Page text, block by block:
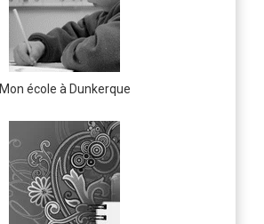
Mon école à Dunkerque